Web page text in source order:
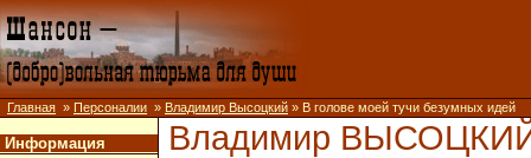
Главная » Персоналии » Владимир Высоцкий » В голове моей тучи безумных идей
Информация Владимир